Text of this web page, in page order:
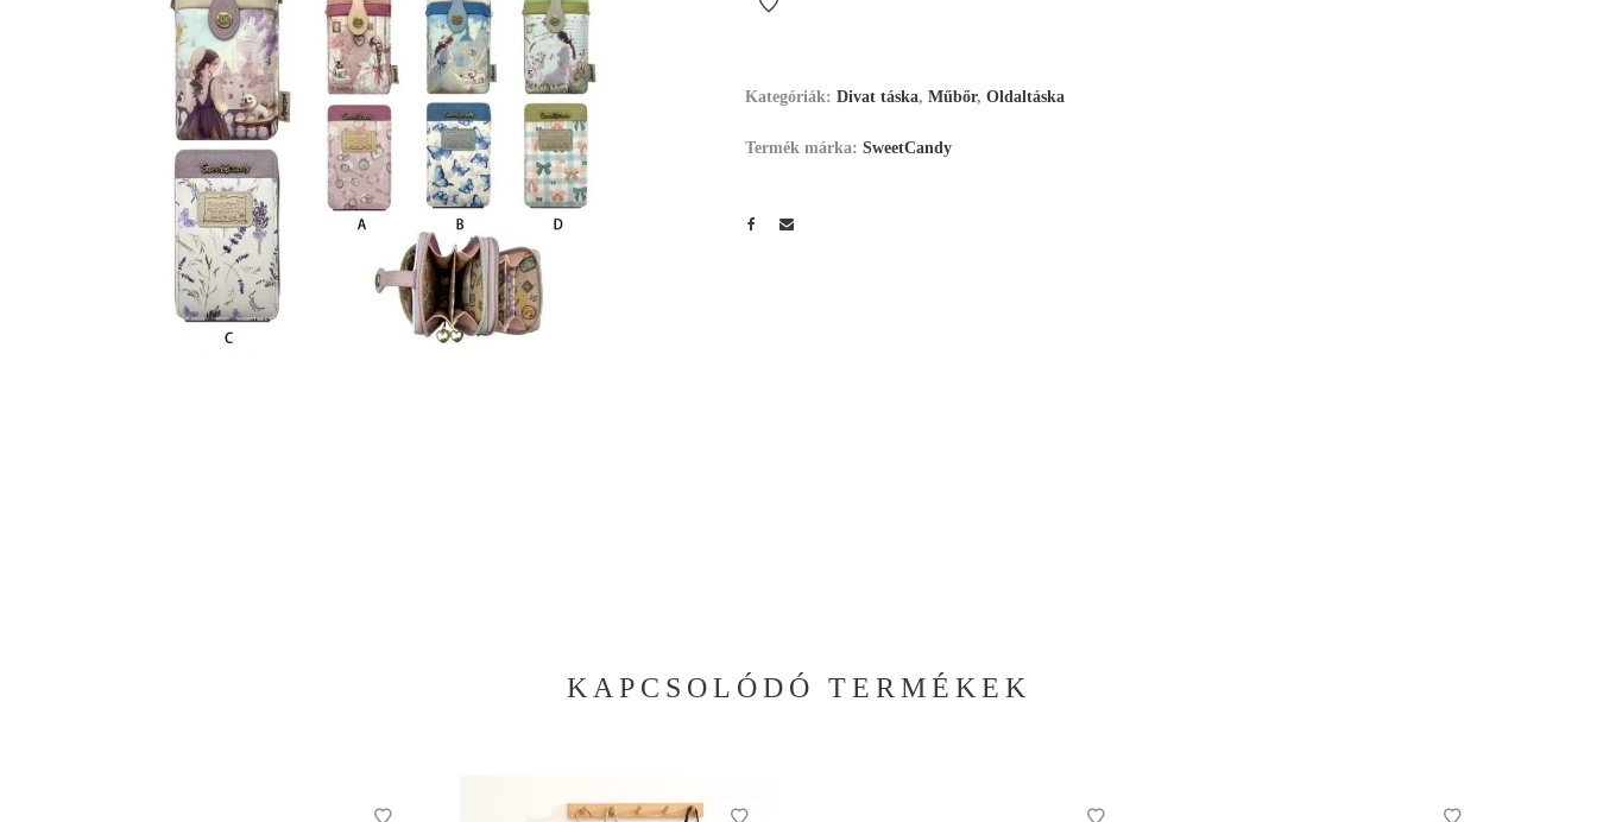
Kategóriák: Divat táska, Műbőr, Oldaltáska
Termék márka: SweetCandy
KAPCSOLÓDÓ TERMÉKEK